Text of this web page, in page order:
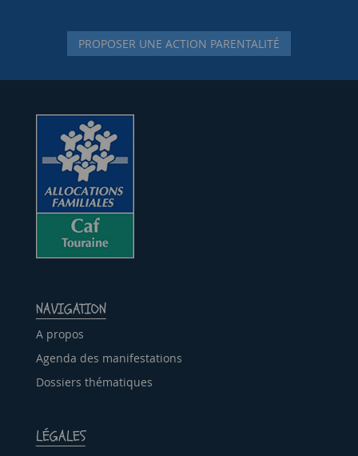
PROPOSER UNE ACTION PARENTALITÉ
NAVIGATION
A propos
Agenda des manifestations
Dossiers thématiques
LÉGALES